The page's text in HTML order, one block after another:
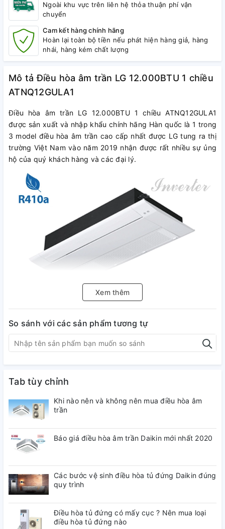
Ngoài khu vực trên liên hệ thỏa thuận phí vận
chuyển
Cam kết hàng chính hãng
Hoàn lại toàn bộ tiền nếu phát hiện hàng giả, hàng
nhái, hàng kém chất lượng
Mô tả Điều hòa âm trần LG 12.000BTU 1 chiều
ATNQ12GULA1
Điều hòa âm trần LG 12.000BTU 1 chiều ATNQ12GULA1
được sản xuất và nhập khẩu chính hãng Hàn quốc là 1 trong
3 model điều hòa âm trần cao cấp nhất được LG tung ra thị
trường Việt Nam vào năm 2019 nhận được rất nhiều sự ủng
hộ của quý khách hàng và các đại lý.
Điều hòa âm trần LG 12.000BTU 1 chiều ATNQ12GULA1
Ưu điểm điều hòa âm trần LG
12.000BTU 1 chiều ATNQ12GULA1
Nhập khẩu nguyên bộ chính hãng Hàn Quốc của tập đoàn
toàn an tâm về chất lượng sản phẩm khi được cả thế giới tin
dùng.
Thiết kế mặt nạ vuông đa hướng gió thổi, tròn 360 độ, phân
bổ đồng đều hơn đến mọi ngóc ngách căn phòng, mang lại
Xem thêm
So sánh với các sản phẩm tương tự
Tab tùy chỉnh
Khi nào nên và không nên mua điều hòa âm
trần
Báo giá điều hòa âm trần Daikin mới nhất 2020
Các bước vệ sinh điều hòa tủ đứng Daikin đúng
quy trình
Điều hòa tủ đứng có mấy cục ? Nên mua loại
điều hòa tủ đứng nào